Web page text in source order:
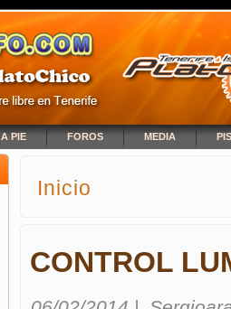
A PIE FOROS MEDIA
SE ENCUENTRA USTED
Inicio
CONTROL